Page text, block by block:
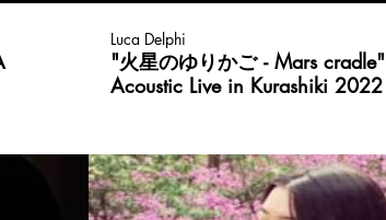
Luca Delphi
"火星のゆりかご - Mars cradle" LUCA
Acoustic Live in Kurashiki 2022